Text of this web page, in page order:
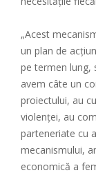
„Acest
un plan de
pe termen lung,
avem câte un
proiectului, au
violenței, au
parteneriate cu
mecanismului,
economică a